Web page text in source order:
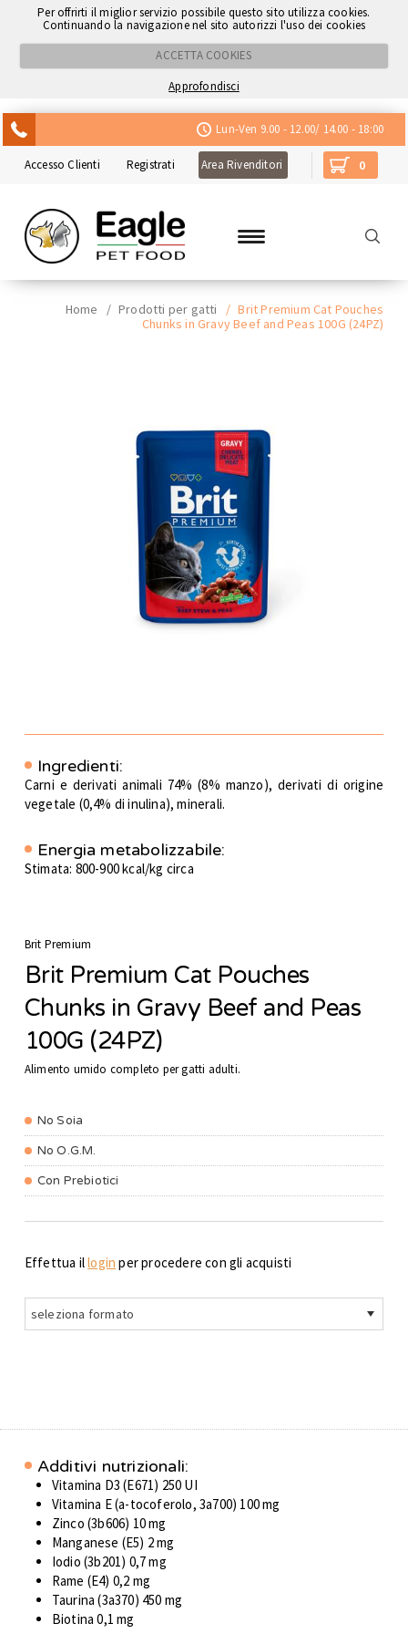
Per offrirti il miglior servizio possibile questo sito utilizza cookies.
Continuando la navigazione nel sito autorizzi l'uso dei cookies
ACCETTA COOKIES
Approfondisci
Lun-Ven 9.00 - 12.00/ 14.00 - 18:00
Accesso Clienti Registrati Area Rivenditori 0
Home / Prodotti per gatti / Brit Premium Cat Pouches
Chunks in Gravy Beef and Peas 100G (24PZ)
Ingredienti:
Carni e derivati animali 74% (8% manzo), derivati di origine
vegetale (0,4% di inulina), minerali.
Energia metabolizzabile:
Stimata: 800-900 kcal/kg circa
Brit Premium
Brit Premium Cat Pouches
Chunks in Gravy Beef and Peas
100G (24PZ)
Alimento umido completo per gatti adulti.
No Soia
No O.G.M.
Con Prebiotici
Effettua illogin per procedere con gli acquisti
seleziona formato
Additivi nutrizionali:
Vitamina D3 (E671) 250 UI
Vitamina E (a-tocoferolo, 3a700) 100 mg
Zinco (3b606) 10 mg
Manganese (E5) 2 mg
Iodio (3b201) 0,7 mg
Rame (E4) 0,2 mg
Taurina (3a370) 450 mg
Biotina 0,1 mg